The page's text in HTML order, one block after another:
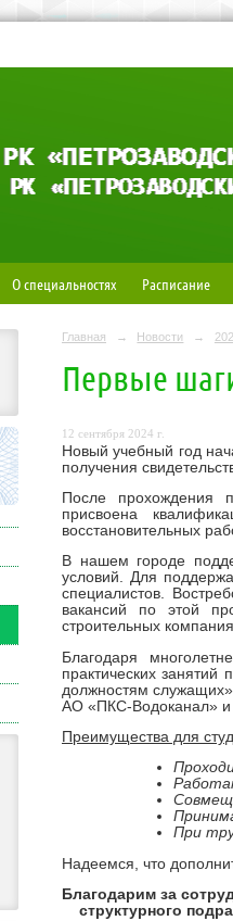
О специальностях Расписание
Главная → Новости →
Первые
12 сентября 2024 г.
Новый учебный год
получения
После прохождения
присвоена
восстановительных
В нашем городе
условий. Для
специалистов.
вакансий по этой
строительных
Благодаря
практических
должностям служащих»
АО «ПКС-Водоканал» и
Преимущества для
При
Надеемся, что
Благодарим за
структурного